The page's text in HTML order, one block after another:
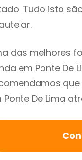
Tudo isto
das melhores
em Ponte De
Ponte De Lima